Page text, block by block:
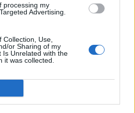
processing my
Advertising.
Use,
or Sharing of my
Is Unrelated with the
it was collected.
t-on le plus ?
les moins de 15 ans